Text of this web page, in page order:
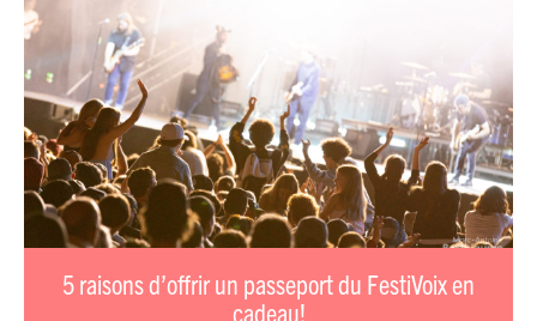
5 raisons d’offrir un passeport du FestiVoix en
cadeau!